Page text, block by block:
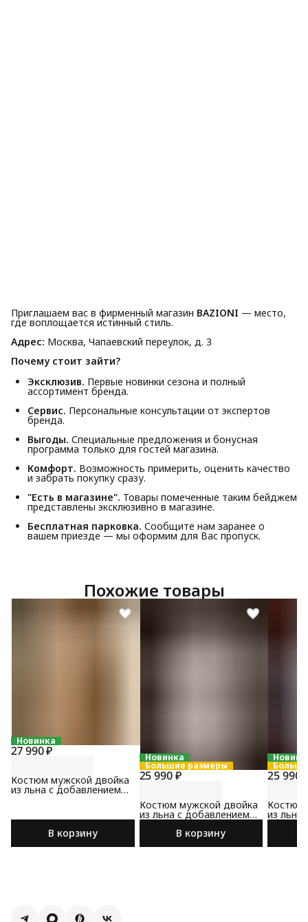
Приглашаем вас в фирменный магазин BAZIONI — место,
где воплощается истинный стиль.
Адрес: Москва, Чапаевский переулок, д. 3
Почему стоит зайти?
Эксклюзив. Первые новинки сезона и полный
ассортимент бренда.
Сервис. Персональные консультации от экспертов
бренда.
Выгоды. Специальные предложения и бонусная
программа только для гостей магазина.
Комфорт. Возможность примерить, оценить качество
и забрать покупку сразу.
"Есть в магазине". Товары помеченные таким бейджем
представлены эксклюзивно в магазине.
Бесплатная парковка. Сообщите нам заранее о
вашем приезде — мы оформим для Вас пропуск.
Похожие товары
Новинка
27 990 ₽
Костюм мужской двойка
из льна с добавлением
В корзину
Новинка
Большие размеры
25 990 ₽
Костюм мужской двойка
из льна с добавлением
хлопка бежевого цвета
В корзину
25 990
Костюм
из льна
хлопка